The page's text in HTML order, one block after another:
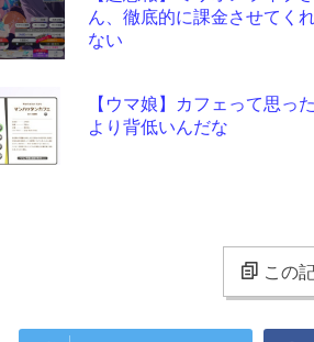
ん、徹底的に課金させてく
ない
【ウマ娘】カフェって思った
より背低いんだな
この